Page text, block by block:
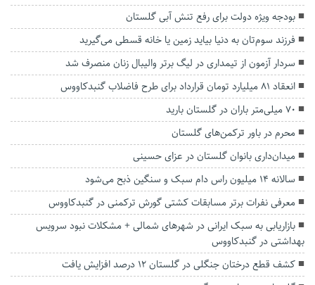
بودجه ویژه دولت برای رفع تنش آبی گلستان
فرزند سوم‌تان به دنیا بیاید زمین یا خانه قسطی می‌گیرید
سردار آزمون از تیمداری در لیگ برتر والیبال زنان منصرف شد
انعقاد ۸۱ میلیارد تومان قرارداد برای طرح فاضلاب گنبدکاووس
۷۰ میلی‌متر باران در گلستان بارید
محرم در باور ترکمن‌های گلستان
میدان‌داری بانوان گلستان در عزای حسینی
سالانه ۱۴ میلیون راس دام سبک و سنگین ذبح می‌شود
معرفی نفرات برتر مسابقات کشتی گورش ترکمنی در گنبدکاووس
بازاریابی به سبک ایرانی در شهرهای شمالی + مشکلات نبود سرویس
بهداشتی در گنبدکاووس
کشف قطع درختان جنگلی در گلستان ۱۲ درصد افزایش یافت